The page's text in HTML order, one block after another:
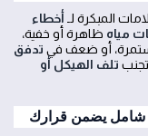
المبكرة لـ أخطاء
مياه ظاهرة أو خفية،
أو ضعف في تدفق
تلف الهيكل أو
شامل يضمن قرارك